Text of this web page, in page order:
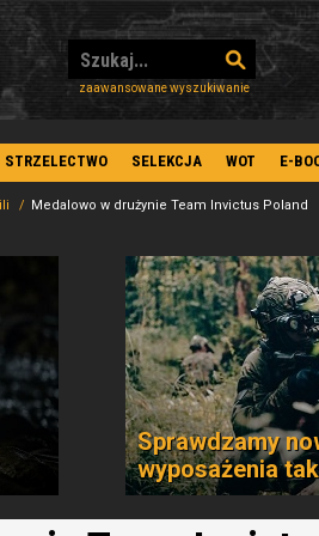
zaawansowane wyszukiwanie
STRZELECTWO SELEKCJA WOT E-
Medalowo w drużynie Team Invictus Poland
Sprawdzamy
wyposażenia